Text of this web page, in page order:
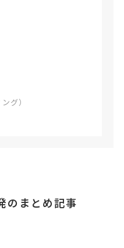
グ）
のまとめ記事